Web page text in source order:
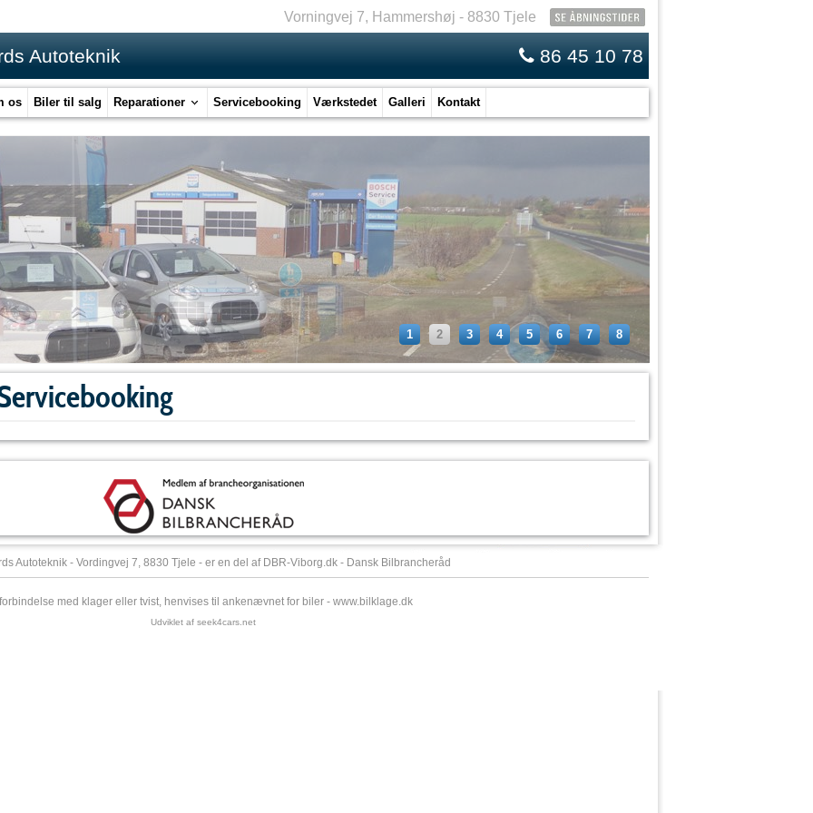
Autoteknik 86 45 10 78
os Biler til salg Reparationer Servicebooking Værkstedet Galleri Kontakt
Vorningvej 7, Hammershøj - 8830 Tjele
1 2 3 4 5 6 7 8
Autoteknik - Vordingvej 7, 8830 Tjele - er en del af DBR-Viborg.dk - Dansk Bilbrancheråd
I forbindelse med klager eller tvist, henvises til ankenævnet for biler - www.bilklage.dk
Udviklet af seek4cars.net